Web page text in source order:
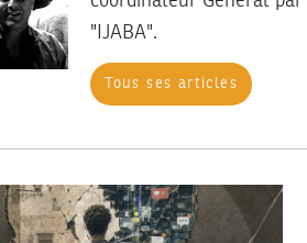
"IJABA".
Tous ses articles